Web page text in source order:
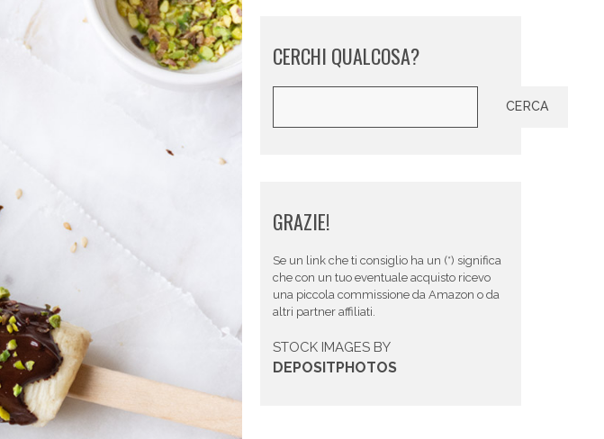
CERCHI QUALCOSA?
CERCA
GRAZIE!
Se un link che ti consiglio ha un (*) significa
che con un tuo eventuale acquisto ricevo
una piccola commissione da Amazon o da
altri partner affiliati.
STOCK IMAGES BY
DEPOSITPHOTOS